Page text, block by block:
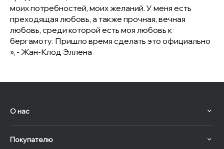
моих потребностей, моих желаний. У меня есть
преходящая любовь, а также прочная, вечная
любовь, среди которой есть моя любовь к
бергамоту. Пришло время сделать это официально
», - Жан-Клод Эллена
О нас
Покупателю